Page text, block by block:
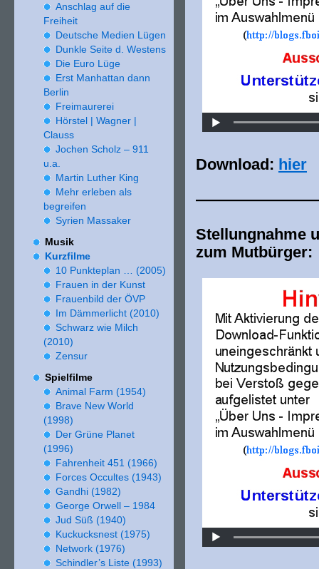
Download: hier
Stellungnahme
zum Mutbürger:
Anschlag auf die
Freiheit
Deutsche Medien Lügen
Dunkle Seite d. Westens
Die Euro Lüge
Erst Manhattan dann
Berlin
Freimaurerei
Hörstel | Wagner |
Clauss
Jochen Scholz –911
u.a.
Martin Luther King
Mehr erleben als
begreifen
Syrien Massaker
Musik
Kurzfilme
10 Punkteplan … (2005)
Frauen in der Kunst
Frauenbild der ÖVP
Im Dämmerlicht (2010)
Schwarz wie Milch
(2010)
Zensur
Spielfilme
Animal Farm (1954)
Brave New World
(1998)
Der Grüne Planet
(1996)
Fahrenheit451 (1966)
Forces Occultes (1943)
Gandhi (1982)
George Orwell – 1984
Jud Süß (1940)
Kuckucksnest (1975)
Network (1976)
Schindler’s Liste (1993)